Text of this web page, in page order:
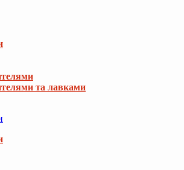
та лавками